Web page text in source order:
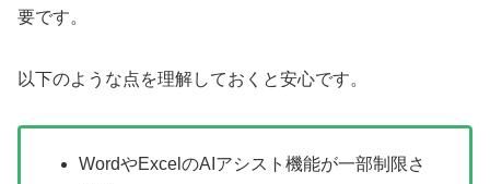
要です。
以下のような点を理解しておくと安心です。
WordやExcelのAIアシスト機能が一部制限さ